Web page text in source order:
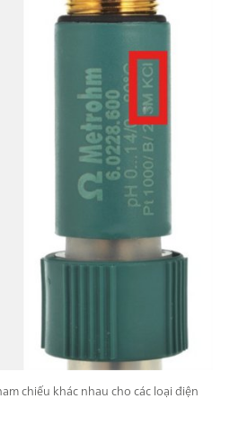
chiếu khác nhau cho các loại điện